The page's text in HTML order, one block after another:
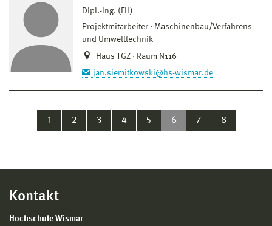
Dipl.-Ing. (FH)
Projektmitarbeiter
Maschinenbau/Verfahrens-
und Umwelttechnik
Haus TGZ · Raum N116
jan.siemitkowski@hs-wismar.de
1 2 3 4 5 6 7 8
Kontakt
Hochschule Wismar